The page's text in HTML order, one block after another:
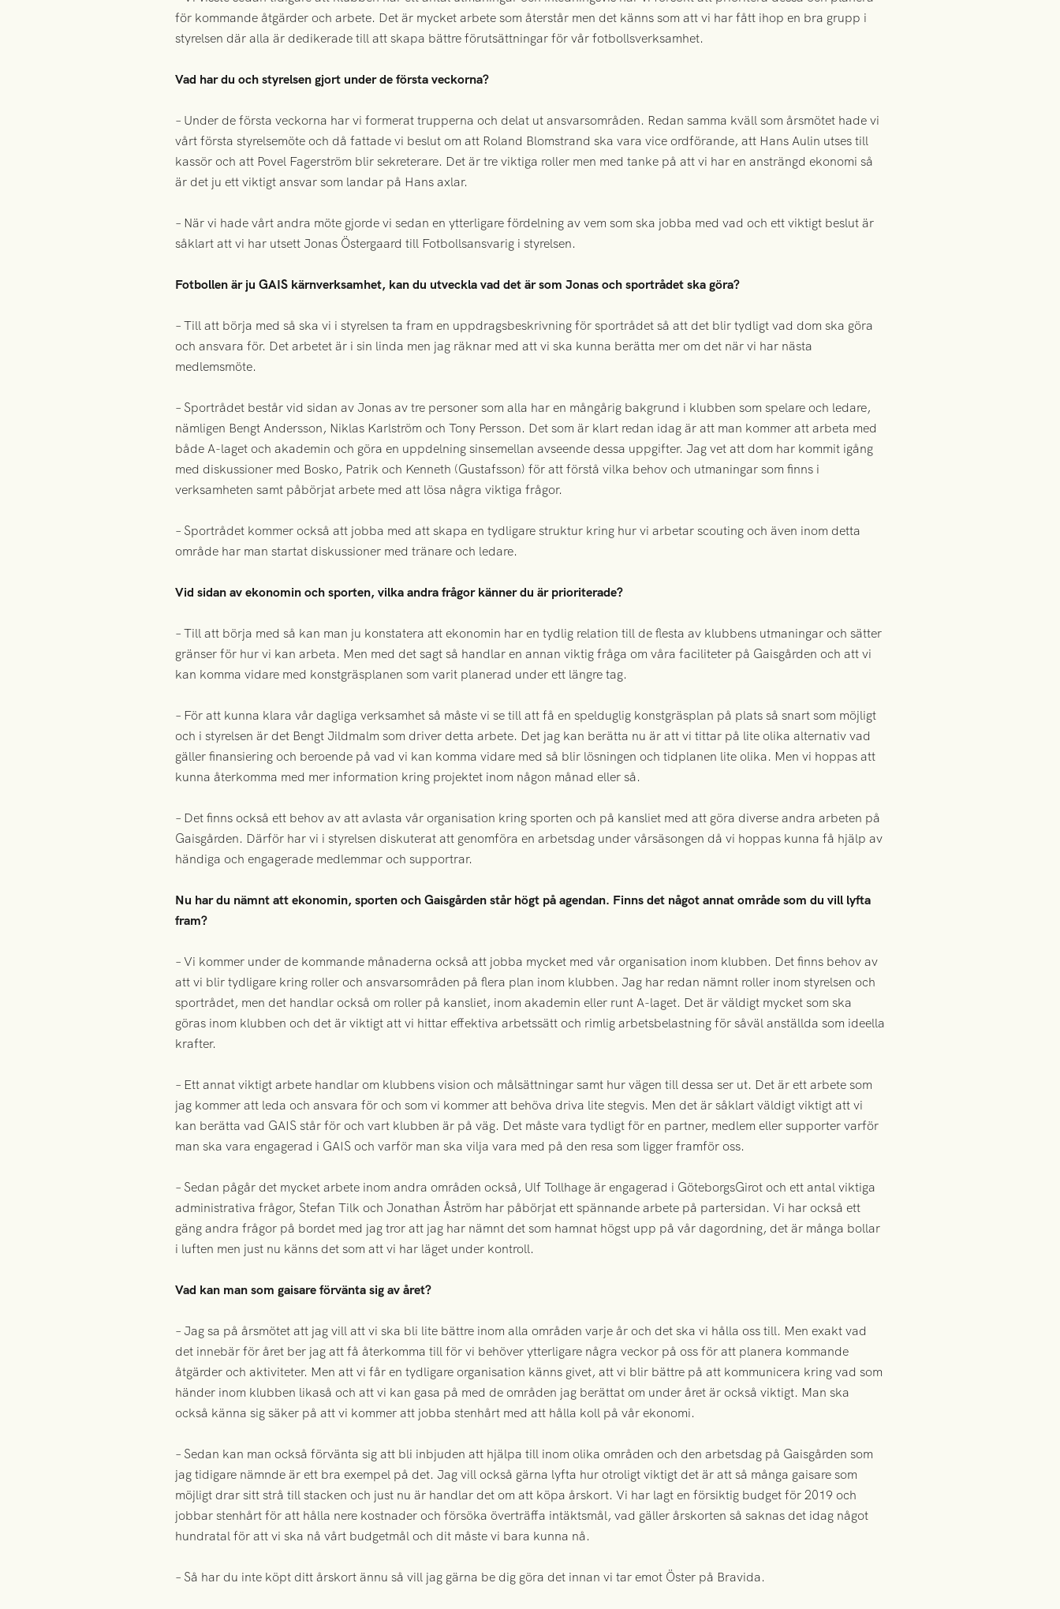
för kommande åtgärder och arbete. Det är mycket arbete som återstår men det känns som att vi har fått ihop en bra grupp i
styrelsen där alla är dedikerade till att skapa bättre förutsättningar för vår fotbollsverksamhet.
Vad har du och styrelsen gjort under de första veckorna?
– Under de första veckorna har vi formerat trupperna och delat ut ansvarsområden. Redan samma kväll som årsmötet hade vi
vårt första styrelsemöte och då fattade vi beslut om att Roland Blomstrand ska vara vice ordförande, att Hans Aulin utses till
kassör och att Povel Fagerström blir sekreterare. Det är tre viktiga roller men med tanke på att vi har en ansträngd ekonomi så
är det ju ett viktigt ansvar som landar på Hans axlar.
– När vi hade vårt andra möte gjorde vi sedan en ytterligare fördelning av vem som ska jobba med vad och ett viktigt beslut är
såklart att vi har utsett Jonas Östergaard till Fotbollsansvarig i styrelsen.
Fotbollen är ju GAIS kärnverksamhet, kan du utveckla vad det är som Jonas och sportrådet ska göra?
– Till att börja med så ska vi i styrelsen ta fram en uppdragsbeskrivning för sportrådet så att det blir tydligt vad dom ska göra
och ansvara för. Det arbetet är i sin linda men jag räknar med att vi ska kunna berätta mer om det när vi har nästa
medlemsmöte.
– Sportrådet består vid sidan av Jonas av tre personer som alla har en mångårig bakgrund i klubben som spelare och ledare,
nämligen Bengt Andersson, Niklas Karlström och Tony Persson. Det som är klart redan idag är att man kommer att arbeta med
både A-laget och akademin och göra en uppdelning sinsemellan avseende dessa uppgifter. Jag vet att dom har kommit igång
med diskussioner med Bosko, Patrik och Kenneth (Gustafsson) för att förstå vilka behov och utmaningar som finns i
verksamheten samt påbörjat arbete med att lösa några viktiga frågor.
– Sportrådet kommer också att jobba med att skapa en tydligare struktur kring hur vi arbetar scouting och även inom detta
område har man startat diskussioner med tränare och ledare.
Vid sidan av ekonomin och sporten, vilka andra frågor känner du är prioriterade?
– Till att börja med så kan man ju konstatera att ekonomin har en tydlig relation till de flesta av klubbens utmaningar och sätter
gränser för hur vi kan arbeta. Men med det sagt så handlar en annan viktig fråga om våra faciliteter på Gaisgården och att vi
kan komma vidare med konstgräsplanen som varit planerad under ett längre tag.
– För att kunna klara vår dagliga verksamhet så måste vi se till att få en spelduglig konstgräsplan på plats så snart som möjligt
och i styrelsen är det Bengt Jildmalm som driver detta arbete. Det jag kan berätta nu är att vi tittar på lite olika alternativ vad
gäller finansiering och beroende på vad vi kan komma vidare med så blir lösningen och tidplanen lite olika. Men vi hoppas att
kunna återkomma med mer information kring projektet inom någon månad eller så.
– Det finns också ett behov av att avlasta vår organisation kring sporten och på kansliet med att göra diverse andra arbeten på
Gaisgården. Därför har vi i styrelsen diskuterat att genomföra en arbetsdag under vårsäsongen då vi hoppas kunna få hjälp av
händiga och engagerade medlemmar och supportrar.
Nu har du nämnt att ekonomin, sporten och Gaisgården står högt på agendan. Finns det något annat område som du vill lyfta
fram?
– Vi kommer under de kommande månaderna också att jobba mycket med vår organisation inom klubben. Det finns behov av
att vi blir tydligare kring roller och ansvarsområden på flera plan inom klubben. Jag har redan nämnt roller inom styrelsen och
sportrådet, men det handlar också om roller på kansliet, inom akademin eller runt A-laget. Det är väldigt mycket som ska
göras inom klubben och det är viktigt att vi hittar effektiva arbetssätt och rimlig arbetsbelastning för såväl anställda som ideella
krafter.
– Ett annat viktigt arbete handlar om klubbens vision och målsättningar samt hur vägen till dessa ser ut. Det är ett arbete som
jag kommer att leda och ansvara för och som vi kommer att behöva driva lite stegvis. Men det är såklart väldigt viktigt att vi
kan berätta vad GAIS står för och vart klubben är på väg. Det måste vara tydligt för en partner, medlem eller supporter varför
man ska vara engagerad i GAIS och varför man ska vilja vara med på den resa som ligger framför oss.
– Sedan pågår det mycket arbete inom andra områden också, Ulf Tollhage är engagerad i GöteborgsGirot och ett antal viktiga
administrativa frågor, Stefan Tilk och Jonathan Åström har påbörjat ett spännande arbete på partersidan. Vi har också ett
gäng andra frågor på bordet med jag tror att jag har nämnt det som hamnat högst upp på vår dagordning, det är många bollar
i luften men just nu känns det som att vi har läget under kontroll.
Vad kan man som gaisare förvänta sig av året?
– Jag sa på årsmötet att jag vill att vi ska bli lite bättre inom alla områden varje år och det ska vi hålla oss till. Men exakt vad
det innebär för året ber jag att få återkomma till för vi behöver ytterligare några veckor på oss för att planera kommande
åtgärder och aktiviteter. Men att vi får en tydligare organisation känns givet, att vi blir bättre på att kommunicera kring vad som
händer inom klubben likaså och att vi kan gasa på med de områden jag berättat om under året är också viktigt. Man ska
också känna sig säker på att vi kommer att jobba stenhårt med att hålla koll på vår ekonomi.
– Sedan kan man också förvänta sig att bli inbjuden att hjälpa till inom olika områden och den arbetsdag på Gaisgården som
jag tidigare nämnde är ett bra exempel på det. Jag vill också gärna lyfta hur otroligt viktigt det är att så många gaisare som
möjligt drar sitt strå till stacken och just nu är handlar det om att köpa årskort. Vi har lagt en försiktig budget för 2019 och
jobbar stenhårt för att hålla nere kostnader och försöka överträffa intäktsmål, vad gäller årskorten så saknas det idag något
hundratal för att vi ska nå vårt budgetmål och dit måste vi bara kunna nå.
– Så har du inte köpt ditt årskort ännu så vill jag gärna be dig göra det innan vi tar emot Öster på Bravida.